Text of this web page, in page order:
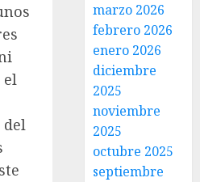
el
del
marzo 2026
febrero 2026
enero 2026
diciembre
2025
noviembre
2025
octubre 2025
septiembre